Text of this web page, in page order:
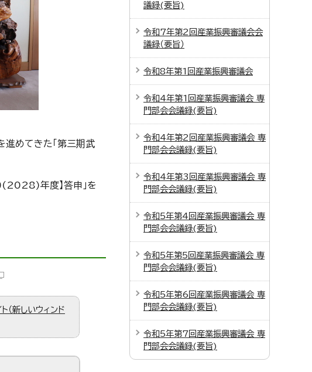
めてきた「第三期武
年度】答申」を
（新しいウィンド
議録(要旨)
令和7年第2回産業振興審議会会
議録（要旨）
令和8年第1回産業振興審議会
令和4年第1回産業振興審議会 専
門部会会議録(要旨)
令和4年第2回産業振興審議会 専
門部会会議録(要旨)
令和4年第3回産業振興審議会 専
門部会会議録(要旨)
令和5年第4回産業振興審議会 専
門部会会議録(要旨)
令和5年第5回産業振興審議会 専
門部会会議録(要旨)
令和5年第6回産業振興審議会 専
門部会会議録(要旨)
令和5年第7回産業振興審議会 専
門部会会議録(要旨)